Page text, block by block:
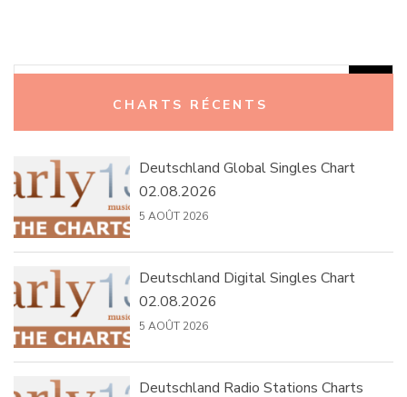
CHARTS RÉCENTS
Deutschland Global Singles Chart
02.08.2026
5 AOÛT 2026
Deutschland Digital Singles Chart
02.08.2026
5 AOÛT 2026
Deutschland Radio Stations Charts